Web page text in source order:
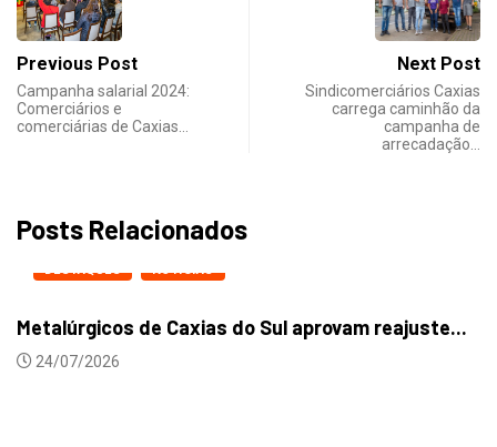
Previous Post
Campanha salarial 2024:
Comerciários e
comerciárias de Caxias…
Next Post
Sindicomerciários Caxias
carrega caminhão da
campanha de
arrecadação…
Posts Relacionados
Metalúrgicos de Caxias do Sul aprovam reajuste...
24/07/2026